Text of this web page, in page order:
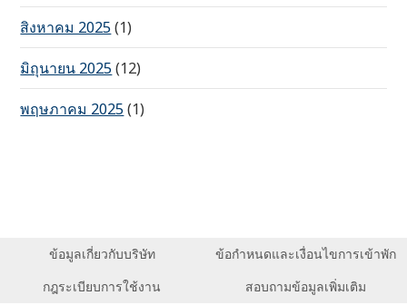
สิงหาคม 2025(1)
มิถุนายน 2025(12)
พฤษภาคม 2025(1)
ข้อมูลเกี่ยวกับบริษัท
ข้อกำหนดและเงื่อนไขการเข้าพัก
กฎระเบียบการใช้งาน
สอบถามข้อมูลเพิ่มเติม